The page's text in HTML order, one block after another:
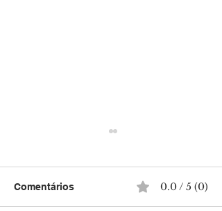
Comentários 0.0 / 5 (0)